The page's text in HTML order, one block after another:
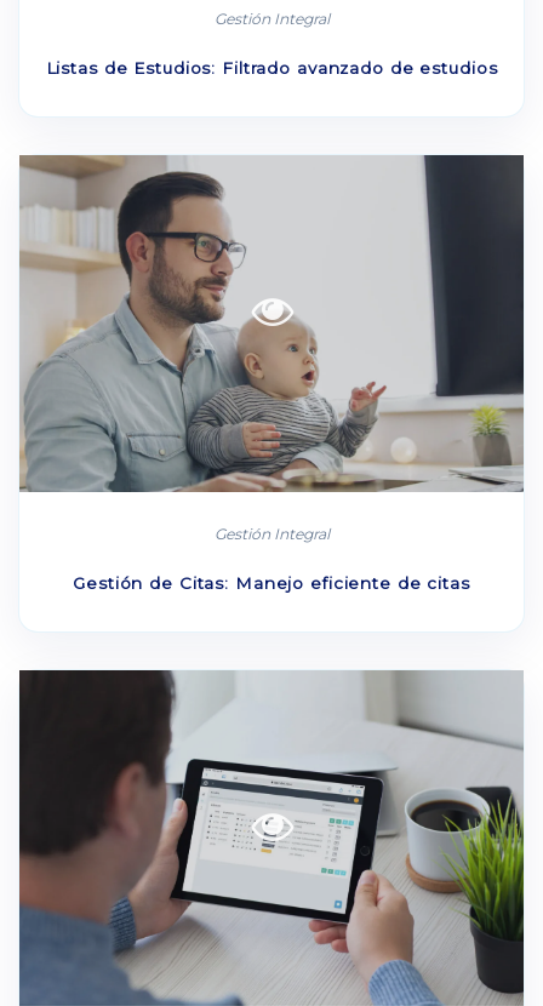
Gestión Integral
Listas de Estudios: Filtrado avanzado de estudios
Gestión Integral
Gestión de Citas: Manejo eficiente de citas